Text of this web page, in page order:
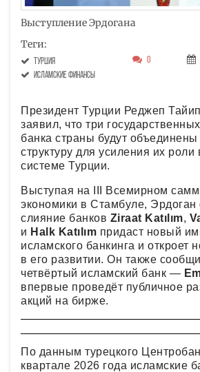
Выступление Эрдогана
Теги:
Турция
исламские финансы
0
Президент Турции Реджеп
заявил, что три
банка страны будут
структуру для усиления их
системе Турции.
Выступая на III Всемирном
экономики в Стамбуле, Эрдоган
слияние банков Ziraat Katılım,
и Halk Katılım придаст новый
исламского банкинга и откроет
в его развитии. Он также
четвёртый исламский банк —
впервые проведёт публичное
акций на бирже.
По данным турецкого
квартале 2026 года исламские